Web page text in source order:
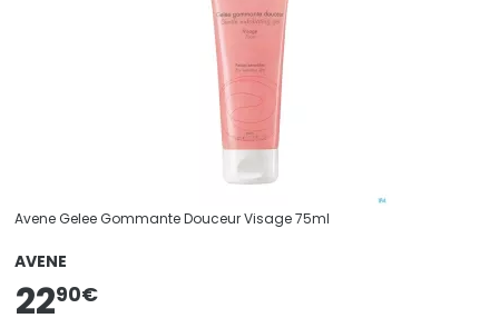
Avene Gelee Gommante Douceur Visage 75ml
AVENE
2290€